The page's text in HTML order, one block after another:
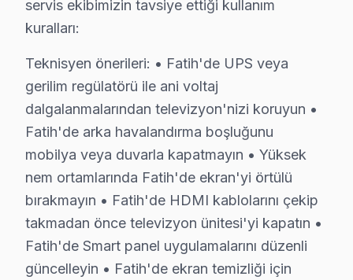
Fatih'de Thomson TV Servisi Hakkında
Fatih'de Thomson ekran servis sorunuza tek
Thomson TV Servis Kapsamı
✓ Yazılı Garanti Belgesi
✓ Orijinal Yedek Parça
servis ekibimizin tavsiye ettiği kullanım
kuralları:
Teknisyen önerileri: • Fatih'de UPS veya
gerilim regülatörü ile ani voltaj
dalgalanmalarından televizyon'nizi koruyun •
Fatih'de arka havalandırma boşluğunu
mobilya veya duvarla kapatmayın • Yüksek
nem ortamlarında Fatih'de ekran'yi örtülü
bırakmayın • Fatih'de HDMI kablolarını çekip
takmadan önce televizyon ünitesi'yi kapatın •
Fatih'de Smart panel uygulamalarını düzenli
güncelleyin • Fatih'de ekran temizliği için